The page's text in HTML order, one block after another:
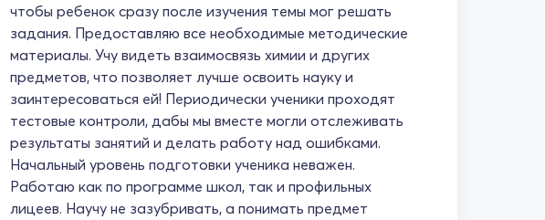
чтобы ребенок сразу после изучения темы мог решать
задания. Предоставляю все необходимые методические
материалы. Учу видеть взаимосвязь химии и других
предметов, что позволяет лучше освоить науку и
заинтересоваться ей! Периодически ученики проходят
тестовые контроли, дабы мы вместе могли отслеживать
результаты занятий и делать работу над ошибками.
Начальный уровень подготовки ученика неважен.
Работаю как по программе школ, так и профильных
лицеев. Научу не зазубривать, а понимать предмет